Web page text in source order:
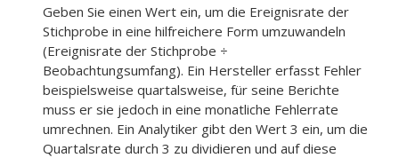
Geben Sie einen Wert ein, um die Ereignisrate der
Stichprobe in eine hilfreichere Form umzuwandeln
(Ereignisrate der Stichprobe ÷
Beobachtungsumfang). Ein Hersteller erfasst Fehler
beispielsweise quartalsweise, für seine Berichte
muss er sie jedoch in eine monatliche Fehlerrate
umrechnen. Ein Analytiker gibt den Wert 3 ein, um die
Quartalsrate durch 3 zu dividieren und auf diese